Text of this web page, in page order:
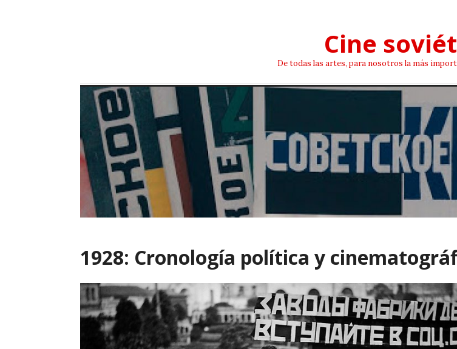
Cine
De todas las artes, para nosotros la más
1928: Cronología política y